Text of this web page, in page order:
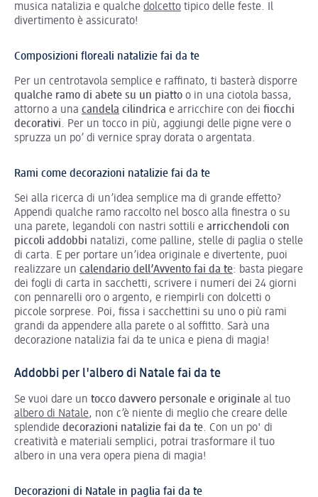
musica natalizia e qualche dolcetto tipico delle feste. Il
divertimento è assicurato!
Composizioni floreali natalizie fai da te
Per un centrotavola semplice e raffinato, ti basterà disporre
qualche ramo di abete su un piatto o in una ciotola bassa,
attorno a una candela cilindrica e arricchire con dei fiocchi
decorativi. Per un tocco in più, aggiungi delle pigne vere o
spruzza un po’ di vernice spray dorata o argentata.
Rami come decorazioni natalizie fai da te
Sei alla ricerca di un’idea semplice ma di grande effetto?
Appendi qualche ramo raccolto nel bosco alla finestra o su
una parete, legandoli con nastri sottili e arricchendoli con
piccoli addobbi natalizi, come palline, stelle di paglia o stelle
di carta. E per portare un’idea originale e divertente, puoi
realizzare un calendario dell’Avvento fai da te: basta piegare
dei fogli di carta in sacchetti, scrivere i numeri dei 24 giorni
con pennarelli oro o argento, e riempirli con dolcetti o
piccole sorprese. Poi, fissa i sacchettini su uno o più rami
grandi da appendere alla parete o al soffitto. Sarà una
decorazione natalizia fai da te unica e piena di magia!
Addobbi per l'albero di Natale fai da te
Se vuoi dare un tocco davvero personale e originale al tuo
albero di Natale, non c’è niente di meglio che creare delle
splendide decorazioni natalizie fai da te. Con un po' di
creatività e materiali semplici, potrai trasformare il tuo
albero in una vera opera piena di magia!
Decorazioni di Natale in paglia fai da te